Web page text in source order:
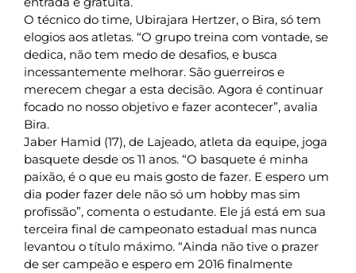
O técnico do time, Ubirajara Hertzer, o Bira, só tem
elogios aos atletas. “O grupo treina com vontade, se
dedica, não tem medo de desafios, e busca
incessantemente melhorar. São guerreiros e
merecem chegar a esta decisão. Agora é continuar
focado no nosso objetivo e fazer acontecer”, avalia
Bira.
Jaber Hamid (17), de Lajeado, atleta da equipe, joga
basquete desde os 11 anos. “O basquete é minha
paixão, é o que eu mais gosto de fazer. E espero um
dia poder fazer dele não só um hobby mas sim
profissão”, comenta o estudante. Ele já está em sua
terceira final de campeonato estadual mas nunca
levantou o título máximo. “Ainda não tive o prazer
de ser campeão e espero em 2016 finalmente